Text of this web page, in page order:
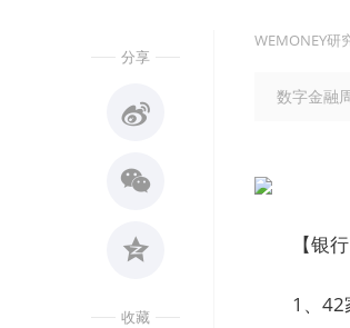
分享
收藏
WEMONEY研
数字金融
【银行
1、42